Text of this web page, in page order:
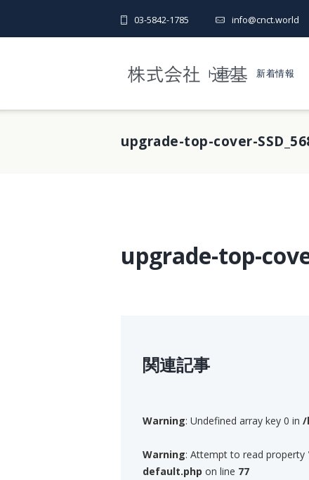
03-5842-1785 info@cnct.world
トップ 新着情報
upgrade-top-cover-
upgrade-top-
関連記事
Warning: Undefined array key 0 in /
Warning: Attempt to read property
default.php on line 77